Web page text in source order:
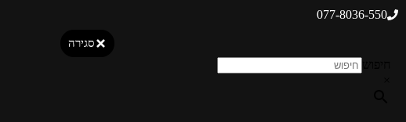
077-8036-550
סגירה